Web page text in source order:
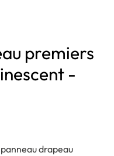
premiers
-
panneau drapeau